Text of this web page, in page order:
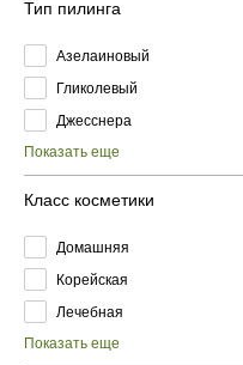
Тип пилинга
Азелаиновый
Гликолевый
Джесснера
Показать еще
Класс косметики
Домашняя
Корейская
Лечебная
Показать еще